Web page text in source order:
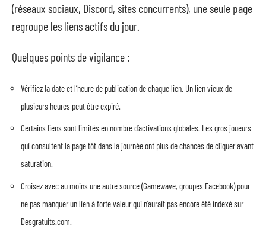
(réseaux sociaux, Discord, sites concurrents), une seule page
regroupe les liens actifs du jour.
Quelques points de vigilance :
Vérifiez la date et l’heure de publication de chaque lien. Un lien vieux de
plusieurs heures peut être expiré.
Certains liens sont limités en nombre d’activations globales. Les gros joueurs
qui consultent la page tôt dans la journée ont plus de chances de cliquer avant
saturation.
Croisez avec au moins une autre source (Gamewave, groupes Facebook) pour
ne pas manquer un lien à forte valeur qui n’aurait pas encore été indexé sur
Desgratuits.com.